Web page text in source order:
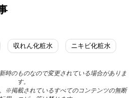
収れん化粧水 ニキビ化粧水
時のものなので変更されている場合がありま
す。
※掲載されているすべてのコンテンツの無断